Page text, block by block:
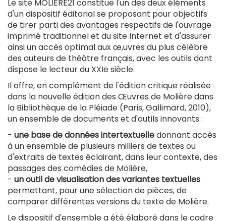
Le site MOLIERE21 constitue l'un des deux éléments
d'un dispositif éditorial se proposant pour objectifs
de tirer parti des avantages respectifs de l'ouvrage
imprimé traditionnel et du site Internet et d'assurer
ainsi un accès optimal aux œ,uvres du plus célèbre
des auteurs de théâtre français, avec les outils dont
dispose le lecteur du XXIe siècle.
Il offre, en complément de l'édition critique réalisée
dans la nouvelle édition des Œuvres de Molière dans
la Bibliothèque de la Pléiade (Paris, Gallimard, 2010),
un ensemble de documents et d'outils innovants :
- une base de données intertextuelledonnant accès
à un ensemble de plusieurs milliers de textes ou
d'extraits de textes éclairant, dans leur contexte, des
passages des comédies de Molière,
- un outil de visualisation des variantes textuelles
permettant, pour une sélection de pièces, de
comparer différentes versions du texte de Molière.
Le dispositif d'ensemble a été élaboré dans le cadre